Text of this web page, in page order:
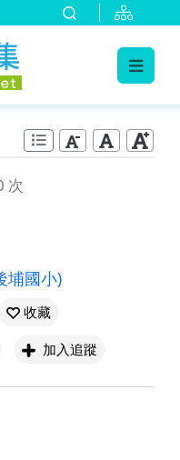
次
埔國小)
收藏
加入追蹤